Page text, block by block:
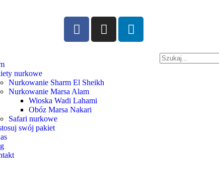
nurkowe
Nurkowanie Sharm El Sheikh
Nurkowanie Marsa Alam
Wioska Wadi Lahami
Obóz Marsa Nakari
Safari nurkowe
swój pakiet